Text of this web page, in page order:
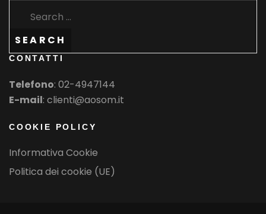
SEARCH
CONTATTI
Telefono: 02-4947144
E-mail: clienti@aosom.it
COOKIE POLICY
Informativa Cookie
Politica dei cookie (UE)